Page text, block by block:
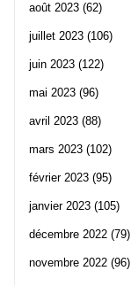
août 2023 (62)
juillet 2023 (106)
juin 2023 (122)
mai 2023 (96)
avril 2023 (88)
mars 2023 (102)
février 2023 (95)
janvier 2023 (105)
décembre 2022 (79)
novembre 2022 (96)